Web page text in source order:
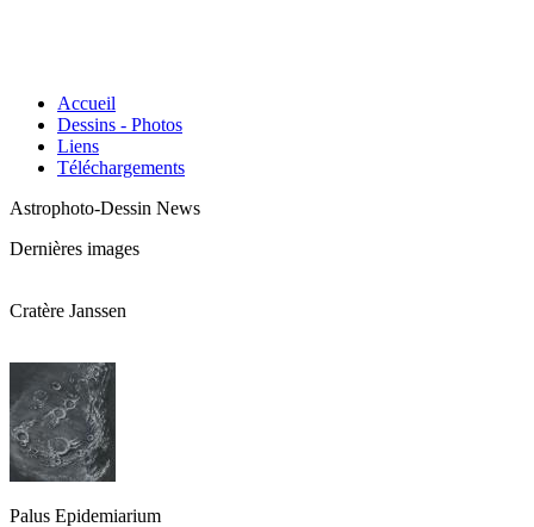
Accueil
Dessins - Photos
Liens
Téléchargements
Astrophoto-Dessin News
Dernières images
Cratère Janssen
Palus Epidemiarium